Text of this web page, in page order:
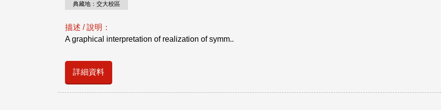
典藏地：交大校區
描述 / 說明：
A graphical interpretation of realization of symm..
詳細資料